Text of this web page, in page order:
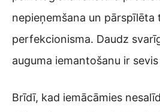
nepieņemšana un pārspīlēta
perfekcionisma. Daudz
auguma iemantošanu ir
Brīdī, kad iemācāmies